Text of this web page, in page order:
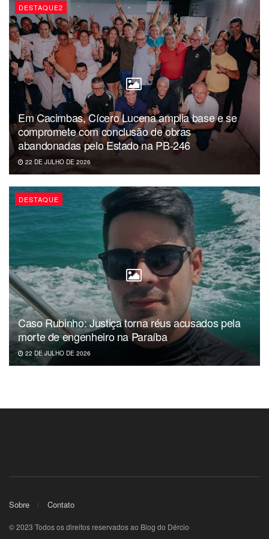
´água, Pedra Branca, Piancó, Santa Inês, Santana de
Mangueira, Santana dos Garrotes, São José de Caiana e
Serra Grande.
DESTAQUE2
Em Cacimbas, Cícero Lucena amplia base e se
compromete com conclusão de obras
abandonadas pelo Estado na PB-246
22 DE JULHO DE 2026
DESTAQUE
Caso Rubinho: Justiça torna réus acusados pela
morte de engenheiro na Paraíba
22 DE JULHO DE 2026
Sobre Contato
© 2023 Todos os direitos reservados ao Blog do Dércio